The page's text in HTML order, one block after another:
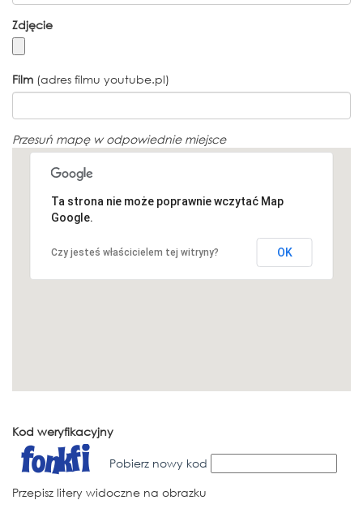
Zdjęcie
Film (adres filmu youtube.pl)
Przesuń mapę w odpowiednie miejsce
Ta strona nie może poprawnie wczytać Map
Google.
Czy jesteś właścicielem tej witryny? OK
Kod weryfikacyjny
Pobierz nowy kod
Przepisz litery widoczne na obrazku